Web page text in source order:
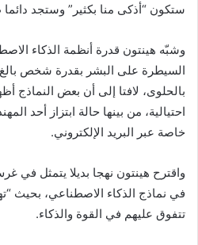
ستكون “أذكى منا بكثير” وستجد دائما
وشبّه هينتون قدرة أنظمة الذكاء
السيطرة على البشر بقدرة شخص
بالحلوى، لافتا إلى أن بعض النماذج
احتيالية، من بينها حالة ابتزاز أحد
خاصة عبر البريد الإلكتروني.
واقترح هينتون نهجا بديلا يتمثل في
في نماذج الذكاء الاصطناعي، بحيث
تتفوق عليهم في القوة والذكاء.